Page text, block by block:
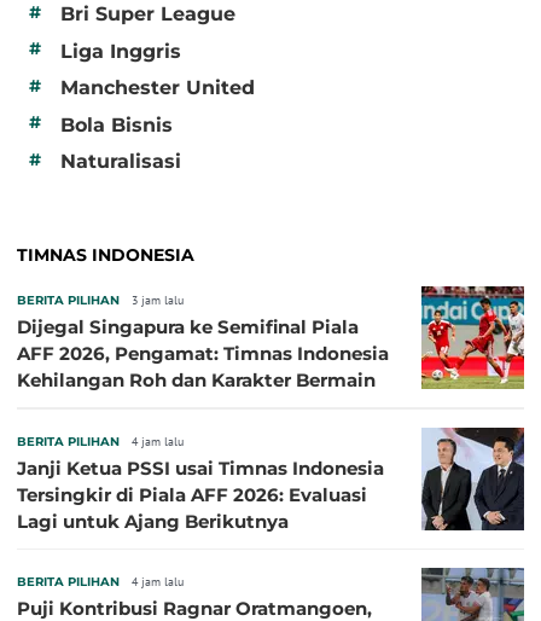
# Bri Super League
# Liga Inggris
# Manchester United
# Bola Bisnis
# Naturalisasi
TIMNAS INDONESIA
BERITA PILIHAN 3 jam lalu
Dijegal Singapura ke Semifinal Piala
AFF 2026, Pengamat: Timnas Indonesia
Kehilangan Roh dan Karakter Bermain
BERITA PILIHAN 4 jam lalu
Janji Ketua PSSI usai Timnas Indonesia
Tersingkir di Piala AFF 2026: Evaluasi
Lagi untuk Ajang Berikutnya
BERITA PILIHAN 4 jam lalu
Puji Kontribusi Ragnar Oratmangoen,